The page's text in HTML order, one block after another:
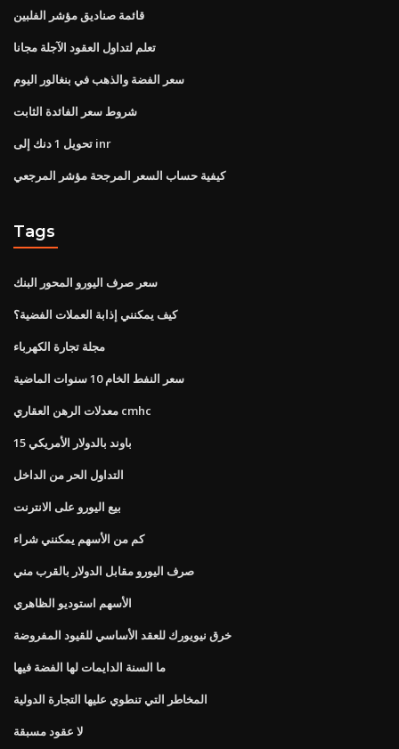
قائمة صناديق مؤشر الفلبين
تعلم لتداول العقود الآجلة مجانا
سعر الفضة والذهب في بنغالور اليوم
شروط سعر الفائدة الثابت
تحويل 1 دنك إلى inr
كيفية حساب السعر المرجحة مؤشر المرجعي
Tags
سعر صرف اليورو المحور البنك
كيف يمكنني إذابة العملات الفضية؟
مجلة تجارة الكهرباء
سعر النفط الخام 10 سنوات الماضية
معدلات الرهن العقاري cmhc
15 باوند بالدولار الأمريكي
التداول الحر من الداخل
بيع اليورو على الانترنت
كم من الأسهم يمكنني شراء
صرف اليورو مقابل الدولار بالقرب مني
الأسهم استوديو الظاهري
خرق نيويورك للعقد الأساسي للقيود المفروضة
ما السنة الدايمات لها الفضة فيها
المخاطر التي تنطوي عليها التجارة الدولية
لا عقود مسبقة